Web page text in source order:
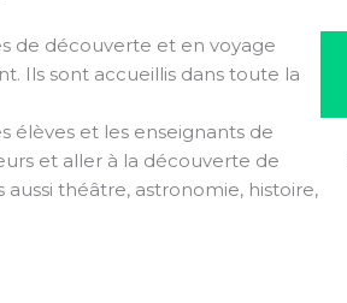
de découverte et en voyage
Ils sont accueillis dans toute la
élèves et les enseignants de
et aller à la découverte de
théâtre, astronomie, histoire,